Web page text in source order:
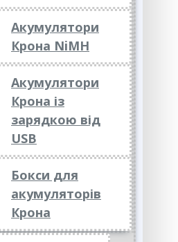
Акумулятори
Крона NiMH
Акумулятори
Крона із
зарядкою від
USB
Бокси для
акумуляторів
Крона